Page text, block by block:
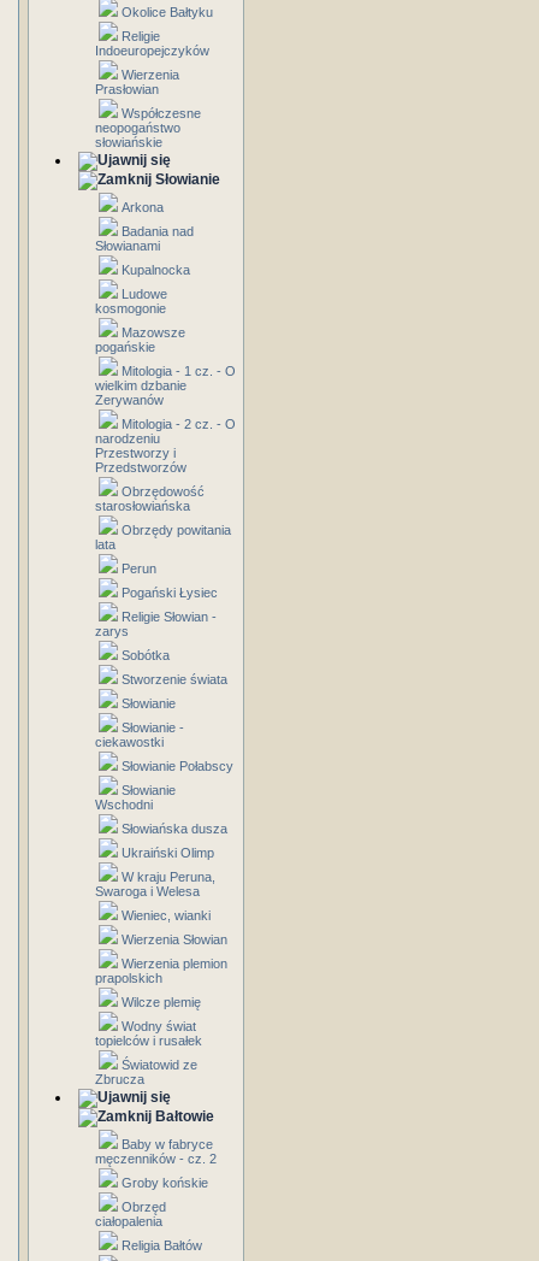
Okolice Bałtyku
Religie
Indoeuropejczyków
Wierzenia
Prasłowian
Współczesne
neopogaństwo
słowiańskie
Słowianie
Arkona
Badania nad
Słowianami
Kupalnocka
Ludowe
kosmogonie
Mazowsze
pogańskie
Mitologia - 1 cz. - O
wielkim dzbanie
Zerywanów
Mitologia - 2 cz. - O
narodzeniu
Przestworzy i
Przedstworzów
Obrzędowość
starosłowiańska
Obrzędy powitania
lata
Perun
Pogański Łysiec
Religie Słowian -
zarys
Sobótka
Stworzenie świata
Słowianie
Słowianie -
ciekawostki
Słowianie Połabscy
Słowianie
Wschodni
Słowiańska dusza
Ukraiński Olimp
W kraju Peruna,
Swaroga i Welesa
Wieniec, wianki
Wierzenia Słowian
Wierzenia plemion
prapolskich
Wilcze plemię
Wodny świat
topielców i rusałek
Światowid ze
Zbrucza
Bałtowie
Baby w fabryce
męczenników - cz. 2
Groby końskie
Obrzęd
ciałopalenia
Religia Bałtów